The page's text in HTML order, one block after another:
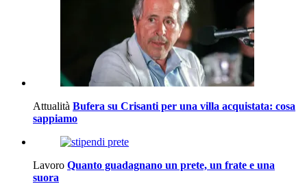
Attualità Bufera su Crisanti per una villa acquistata: cosa
sappiamo
Lavoro Quanto guadagnano un prete, un frate e una
suora